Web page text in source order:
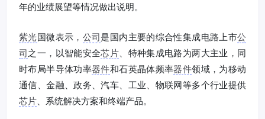
年的业绩展望等情况做出说明。
紫光国微表示， 公司是国内主要的综合性集成电路上市公
司之一，以智能安全芯片 、特种集成电路为两大主业，同
时布局半导体功率器件和石英晶体频率器件领域，为移动
通信、金融、政务、汽车、工业、物联网等多个行业提供
芯片 、系统解决方案和终端产品。